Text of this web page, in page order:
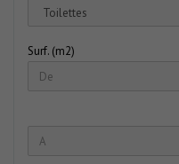
Surf. (m2)